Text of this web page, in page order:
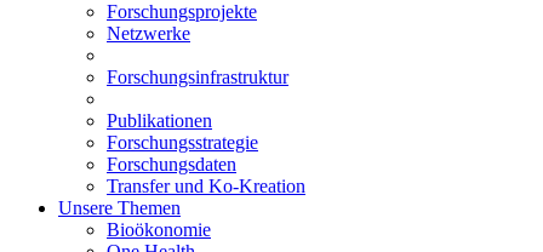
Forschungsprojekte
Netzwerke
Forschungsinfrastruktur
Publikationen
Forschungsstrategie
Forschungsdaten
Transfer und Ko-Kreation
Unsere Themen
Bioökonomie